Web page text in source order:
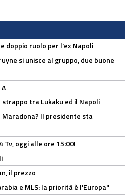
doppio ruolo per l'ex Napoli
si unisce al gruppo, due buone
strappo tra Lukaku ed il Napoli
Maradona? Il presidente sta
Tv, oggi alle ore 15:00!
il prezzo
e MLS: la priorità è l'Europa"